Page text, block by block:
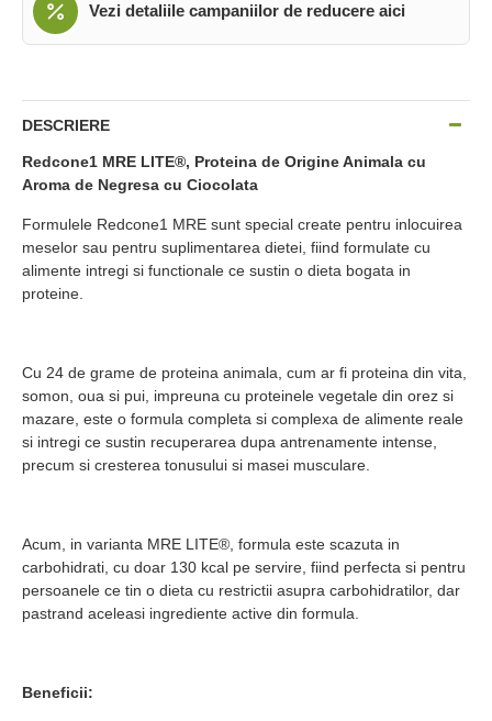
Vezi detaliile campaniilor de reducere aici
DESCRIERE
Redcone1 MRE LITE®, Proteina de Origine Animala cu
Aroma de Negresa cu Ciocolata
Formulele Redcone1 MRE sunt special create pentru inlocuirea
meselor sau pentru suplimentarea dietei, fiind formulate cu
alimente intregi si functionale ce sustin o dieta bogata in
proteine.
Cu 24 de grame de proteina animala, cum ar fi proteina din vita,
somon, oua si pui, impreuna cu proteinele vegetale din orez si
mazare, este o formula completa si complexa de alimente reale
si intregi ce sustin recuperarea dupa antrenamente intense,
precum si cresterea tonusului si masei musculare.
Acum, in varianta MRE LITE®, formula este scazuta in
carbohidrati, cu doar 130 kcal pe servire, fiind perfecta si pentru
persoanele ce tin o dieta cu restrictii asupra carbohidratilor, dar
pastrand aceleasi ingrediente active din formula.
Beneficii: